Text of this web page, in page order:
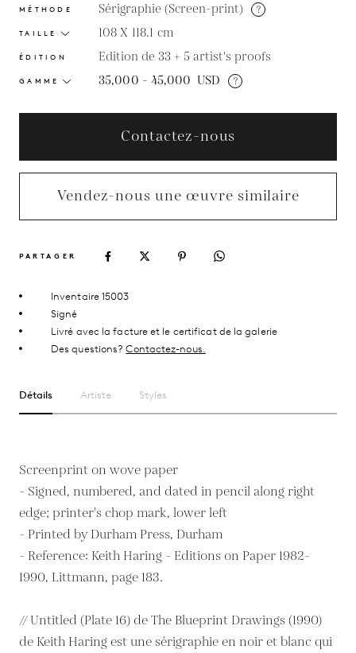
MÉTHODE Sérigraphie (Screen-print) ?
TAILLE 108 X 118.1 cm
ÉDITION Edition de 33 + 5 artist's proofs
GAMME 35,000 - 45,000 USD ?
Contactez-nous
Vendez-nous une œuvre similaire
PARTAGER
Inventaire 15003
Signé
Livré avec la facture et le certificat de la galerie
Des questions?Contactez-nous.
Détails Artiste Styles
Screenprint on wove paper
- Signed, numbered, and dated in pencil along right
edge; printer's chop mark, lower left
- Printed by Durham Press, Durham
- Reference: Keith Haring - Editions on Paper 1982-
1990, Littmann, page 183.
// Untitled (Plate 16) de The Blueprint Drawings (1990)
de Keith Haring est une sérigraphie en noir et blanc qui